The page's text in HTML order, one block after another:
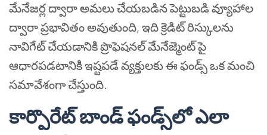
మేనేజర్ల ద్వారా అమలు చేయబడిన పెట్టుబడి వ్యూహాల
ద్వారా ప్రభావితం అవుతుంది, ఇది క్రెడిట్ రిస్కులను
నావిగేట్ చేయడానికి ప్రొఫెషనల్ మేనేజ్మెంట్ పై
ఆధారపడటానికి ఇష్టపడే వ్యక్తులకు ఈ ఫండ్స్ ఒక మంచి
సమావేశంగా చేస్తుంది.
కార్పొరేట్ బాండ్ ఫండ్స్‌లో ఎలా